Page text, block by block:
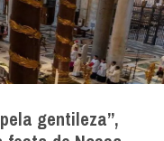
gentileza”,